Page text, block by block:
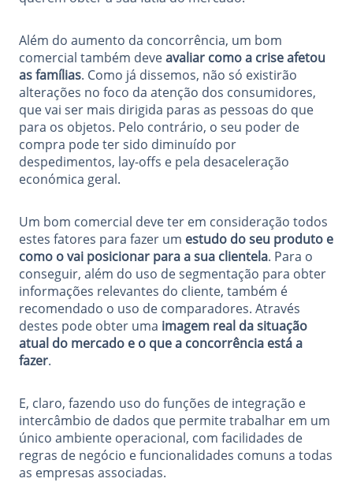
Além do aumento da concorrência, um bom
comercial também deveavaliar como a crise afetou
as famílias. Como já dissemos, não só existirão
alterações no foco da atenção dos consumidores,
que vai ser mais dirigida paras as pessoas do que
para os objetos. Pelo contrário, o seu poder de
compra pode ter sido diminuído por
despedimentos, lay-offs e pela desaceleração
económica geral.
Um bom comercial deve ter em consideração todos
estes fatores para fazer um estudo do seu produto e
como o vai posicionar para a sua clientela. Para o
conseguir, além do uso de segmentação para obter
informações relevantes do cliente, também é
recomendado o uso de comparadores. Através
destes pode obter uma imagem real da situação
atual do mercado e o que a concorrência está a
fazer.
E, claro, fazendo uso do funções de integração e
intercâmbio de dados que permite trabalhar em um
único ambiente operacional, com facilidades de
regras de negócio e funcionalidades comuns a todas
as empresas associadas.